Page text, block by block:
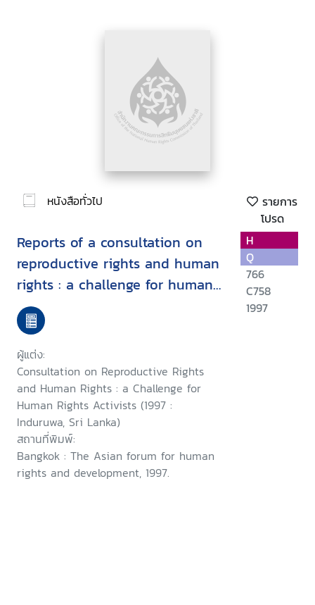
หนังสือทั่วไป
รายการ
โปรด
Reports of a consultation on
reproductive rights and human
rights : a challenge for human
rights activists : Induruwa, Sri
Lanka, 28-30 January 1997 ;
and, a consultation on
woman's rights as human
rights : a challenge for human
rights activists, Induruwa, Sri
Lanka,1-4 February 1997
ผู้แต่ง:
Consultation on Reproductive Rights
and Human Rights : a Challenge for
Human Rights Activists (1997 :
Induruwa, Sri Lanka)
สถานที่พิมพ์:
Bangkok : The Asian forum for human
rights and development, 1997.
H
Q
766
C758
1997